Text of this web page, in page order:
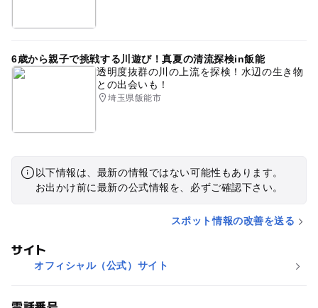
6歳から親子で挑戦する川遊び！真夏の清流探検in飯能
透明度抜群の川の上流を探検！水辺の生き物
との出会いも！
埼玉県飯能市
以下情報は、最新の情報ではない可能性もあります。
お出かけ前に最新の公式情報を、必ずご確認下さい。
スポット情報の改善を送る
サイト
オフィシャル（公式）サイト